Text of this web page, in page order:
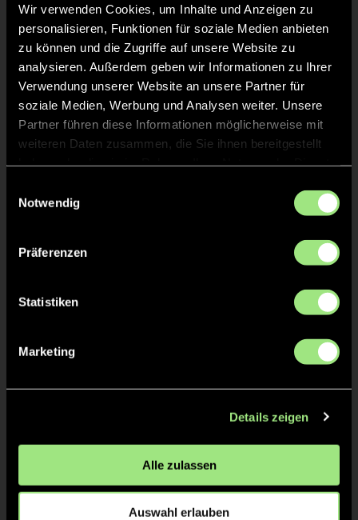
Wir verwenden Cookies, um Inhalte und Anzeigen zu
personalisieren, Funktionen für soziale Medien anbieten
zu können und die Zugriffe auf unsere Website zu
analysieren. Außerdem geben wir Informationen zu Ihrer
Verwendung unserer Website an unsere Partner für
soziale Medien, Werbung und Analysen weiter. Unsere
Partner führen diese Informationen möglicherweise mit
weiteren Daten zusammen, die Sie ihnen bereitgestellt
Notwendig
Präferenzen
Statistiken
Marketing
Details zeigen
Alle zulassen
Auswahl erlauben
Staff
Tim WELSCH
Dennis HOLTHAUS
1:0 Silas J., 4’
4:0 Nik R., 13’